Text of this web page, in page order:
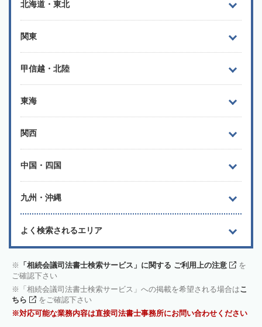
北海道・東北
関東
甲信越・北陸
東海
関西
中国・四国
九州・沖縄
よく検索されるエリア
「相続会議司法書士検索サービス」に関する ご利用上の注意
を
ご確認下さい
「相続会議司法書士検索サービス」への掲載を希望される場合はこ
ちら
をご確認下さい
対応可能な業務内容は直接司法書士事務所にお問い合わせください